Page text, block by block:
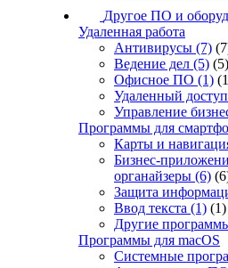
Другое ПО и
Удаленная работа
Антивирусы (7)
Ведение дел (5) (5)
Офисное ПО (1)
Удаленный доступ
Управление
Программы для
Карты и
Бизнес-
органайзеры (6)
Защита
Ввод текста (1) (1)
Другие
Программы для macOS
Системные